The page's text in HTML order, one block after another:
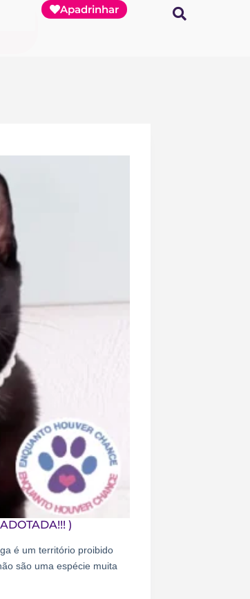
Apadrinhar
)
é um território proibido
são uma espécie muita